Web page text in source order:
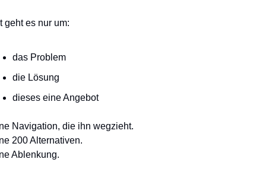
geht es nur um:
das Problem
die Lösung
dieses eine Angebot
Navigation, die ihn wegzieht.
200 Alternativen.
Ablenkung.